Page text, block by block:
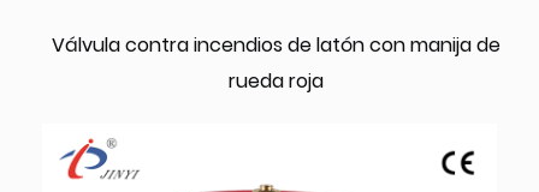
Válvula contra incendios de latón con manija de
rueda roja